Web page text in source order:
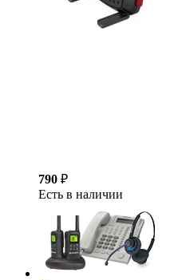
790 ₽
Есть в наличии